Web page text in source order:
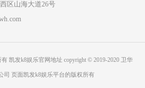
区山海大道26号
凯发k8娱乐官网地址 copyright © 2019-2020 卫华
司 页面凯发k8娱乐平台的版权所有